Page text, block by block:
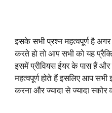
इसके सभी प्रश्न महत्वपूर्ण है
करते हो तो आप सभी को यह
इसमें प्रीवियस ईयर के पास हैं और
महत्वपूर्ण होते हैं इसलिए आप
करना और ज्यादा से ज्यादा